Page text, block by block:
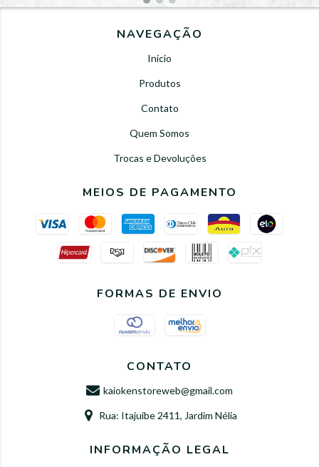
NAVEGAÇÃO
Início
Produtos
Contato
Quem Somos
Trocas e Devoluções
MEIOS DE PAGAMENTO
FORMAS DE ENVIO
CONTATO
kaiokenstoreweb@gmail.com
Rua: Itajuibe 2411, Jardim Nélia
INFORMAÇÃO LEGAL